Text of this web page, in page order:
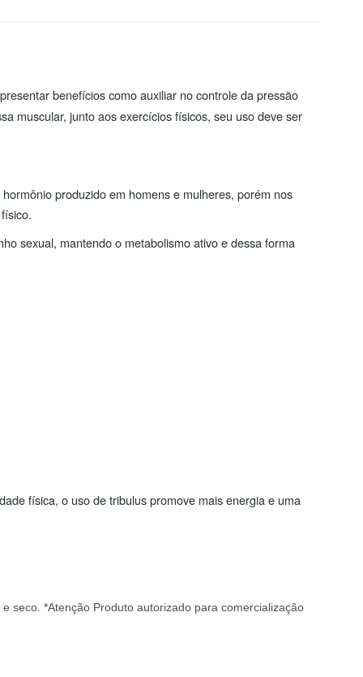
benefícios como auxiliar no controle da pressão
muscular, junto aos exercícios físicos, seu uso deve ser
produzido em homens e mulheres, porém nos
sexual, mantendo o metabolismo ativo e dessa forma
física, o uso de tribulus promove mais energia e uma
seco. *Atenção Produto autorizado para comercialização